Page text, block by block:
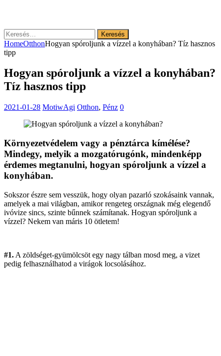
Keresés:
HomeOtthonHogyan spóroljunk a vízzel a konyhában? Tíz hasznos
tipp
Hogyan spóroljunk a vízzel a konyhában?
Tíz hasznos tipp
2021-01-28 MotiwAgi Otthon, Pénz 0
Környezetvédelem vagy a pénztárca kímélése?
Mindegy, melyik a mozgatórugónk, mindenképp
érdemes megtanulni, hogyan spóroljunk a vízzel a
konyhában.
Sokszor észre sem vesszük, hogy olyan pazarló szokásaink vannak,
amelyek a mai világban, amikor rengeteg országnak még elegendő
ivóvize sincs, szinte bűnnek számítanak. Hogyan spóroljunk a
vízzel? Nekem van máris 10 ötletem!
#1. A zöldséget-gyümölcsöt egy nagy tálban mosd meg, a vizet
pedig felhasználhatod a virágok locsolásához.